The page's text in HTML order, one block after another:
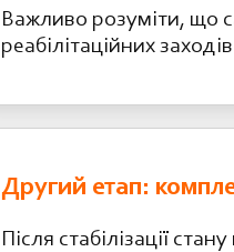
Важливо розуміти, що
реабілітаційних
Другий етап:
Після стабілізації